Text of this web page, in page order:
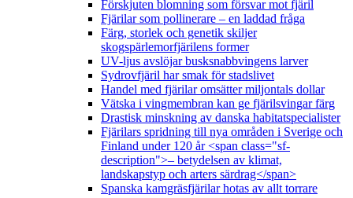
Förskjuten blomning som försvar mot fjäril
Fjärilar som pollinerare – en laddad fråga
Färg, storlek och genetik skiljer
skogspärlemorfjärilens former
UV-ljus avslöjar busksnabbvingens larver
Sydrovfjäril har smak för stadslivet
Handel med fjärilar omsätter miljontals dollar
Vätska i vingmembran kan ge fjärilsvingar färg
Drastisk minskning av danska habitatspecialister
Fjärilars spridning till nya områden i Sverige och
Finland under 120 år <span class="sf-
description">– betydelsen av klimat,
landskapstyp och arters särdrag</span>
Spanska kamgräsfjärilar hotas av allt torrare